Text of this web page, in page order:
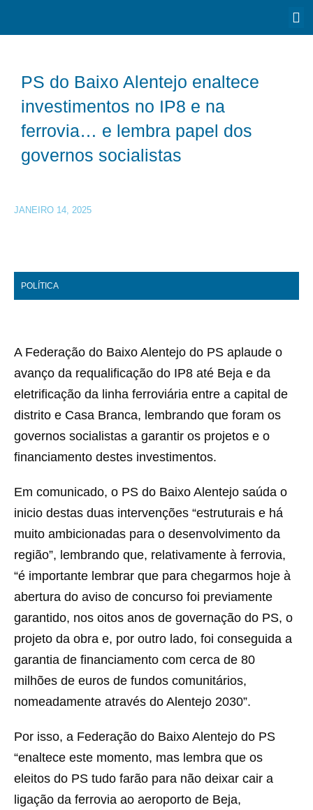
PS do Baixo Alentejo enaltece
investimentos no IP8 e na
ferrovia… e lembra papel dos
governos socialistas
JANEIRO 14, 2025
POLÍTICA
A Federação do Baixo Alentejo do PS aplaude o
avanço da requalificação do IP8 até Beja e da
eletrificação da linha ferroviária entre a capital de
distrito e Casa Branca, lembrando que foram os
governos socialistas a garantir os projetos e o
financiamento destes investimentos.
Em comunicado, o PS do Baixo Alentejo saúda o
inicio destas duas intervenções “estruturais e há
muito ambicionadas para o desenvolvimento da
região”, lembrando que, relativamente à ferrovia,
“é importante lembrar que para chegarmos hoje à
abertura do aviso de concurso foi previamente
garantido, nos oitos anos de governação do PS, o
projeto da obra e, por outro lado, foi conseguida a
garantia de financiamento com cerca de 80
milhões de euros de fundos comunitários,
nomeadamente através do Alentejo 2030”.
Por isso, a Federação do Baixo Alentejo do PS
“enaltece este momento, mas lembra que os
eleitos do PS tudo farão para não deixar cair a
ligação da ferrovia ao aeroporto de Beja,